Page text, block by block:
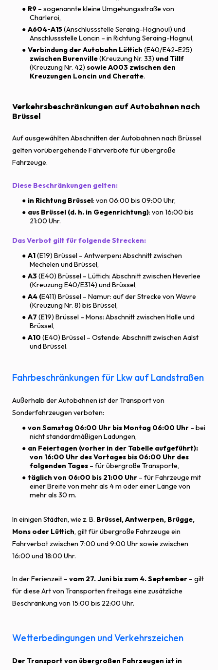
R9 – sogenannte kleine Umgehungsstraße von
Charleroi,
A604-A15(Anschlussstelle Seraing-Hognoul) und
Anschlussstelle Loncin – in Richtung Seraing-Hognul,
Verbindung der Autobahn Lüttich (E40/E42-E25)
zwischen Burenville(Kreuzung Nr. 33) und Tillf
(Kreuzung Nr. 42) sowie A003 zwischen den
Kreuzungen Loncin und Cheratte.
Verkehrsbeschränkungen auf Autobahnen nach
Brüssel
Auf ausgewählten Abschnitten der Autobahnen nach Brüssel
gelten vorübergehende Fahrverbote für übergroße
Fahrzeuge.
Diese Beschränkungen gelten:
in Richtung Brüssel: von 06:00 bis 09:00 Uhr,
aus Brüssel (d. h. in Gegenrichtung): von 16:00 bis
21:00 Uhr.
Das Verbot gilt für folgende Strecken:
A1(E19) Brüssel – Antwerpen:Abschnitt zwischen
Mechelen und Brüssel,
A3 (E40) Brüssel – Lüttich: Abschnitt zwischen Heverlee
(Kreuzung E40/E314) und Brüssel,
A4 (E411) Brüssel – Namur: auf der Strecke von Wavre
(Kreuzung Nr. 8) bis Brüssel,
A7 (E19) Brüssel – Mons: Abschnitt zwischen Halle und
Brüssel,
A10 (E40) Brüssel – Ostende: Abschnitt zwischen Aalst
und Brüssel.
Fahrbeschränkungen für Lkw auf Landstraßen
Außerhalb der Autobahnen ist der Transport von
Sonderfahrzeugen verboten:
von Samstag 06:00 Uhr bis Montag 06:00 Uhr – bei
nicht standardmäßigen Ladungen,
an Feiertagen (vorher in der Tabelle aufgeführt):
von 16:00 Uhr des Vortages bis 06:00 Uhr des
folgenden Tages – für übergroße Transporte,
täglich von 06:00 bis 21:00 Uhr – für Fahrzeuge mit
einer Breite von mehr als 4 m oder einer Länge von
mehr als 30 m.
In einigen Städten, wie z. B. Brüssel, Antwerpen, Brügge,
Mons oder Lüttich, gilt für übergroße Fahrzeuge ein
Fahrverbot zwischen 7:00 und 9:00 Uhr sowie zwischen
16:00 und 18:00 Uhr.
In der Ferienzeit – vom 27. Juni bis zum 4. September – gilt
für diese Art von Transporten freitags eine zusätzliche
Beschränkung von 15:00 bis 22:00 Uhr.
Wetterbedingungen und Verkehrszeichen
Der Transport von übergroßen Fahrzeugen ist in